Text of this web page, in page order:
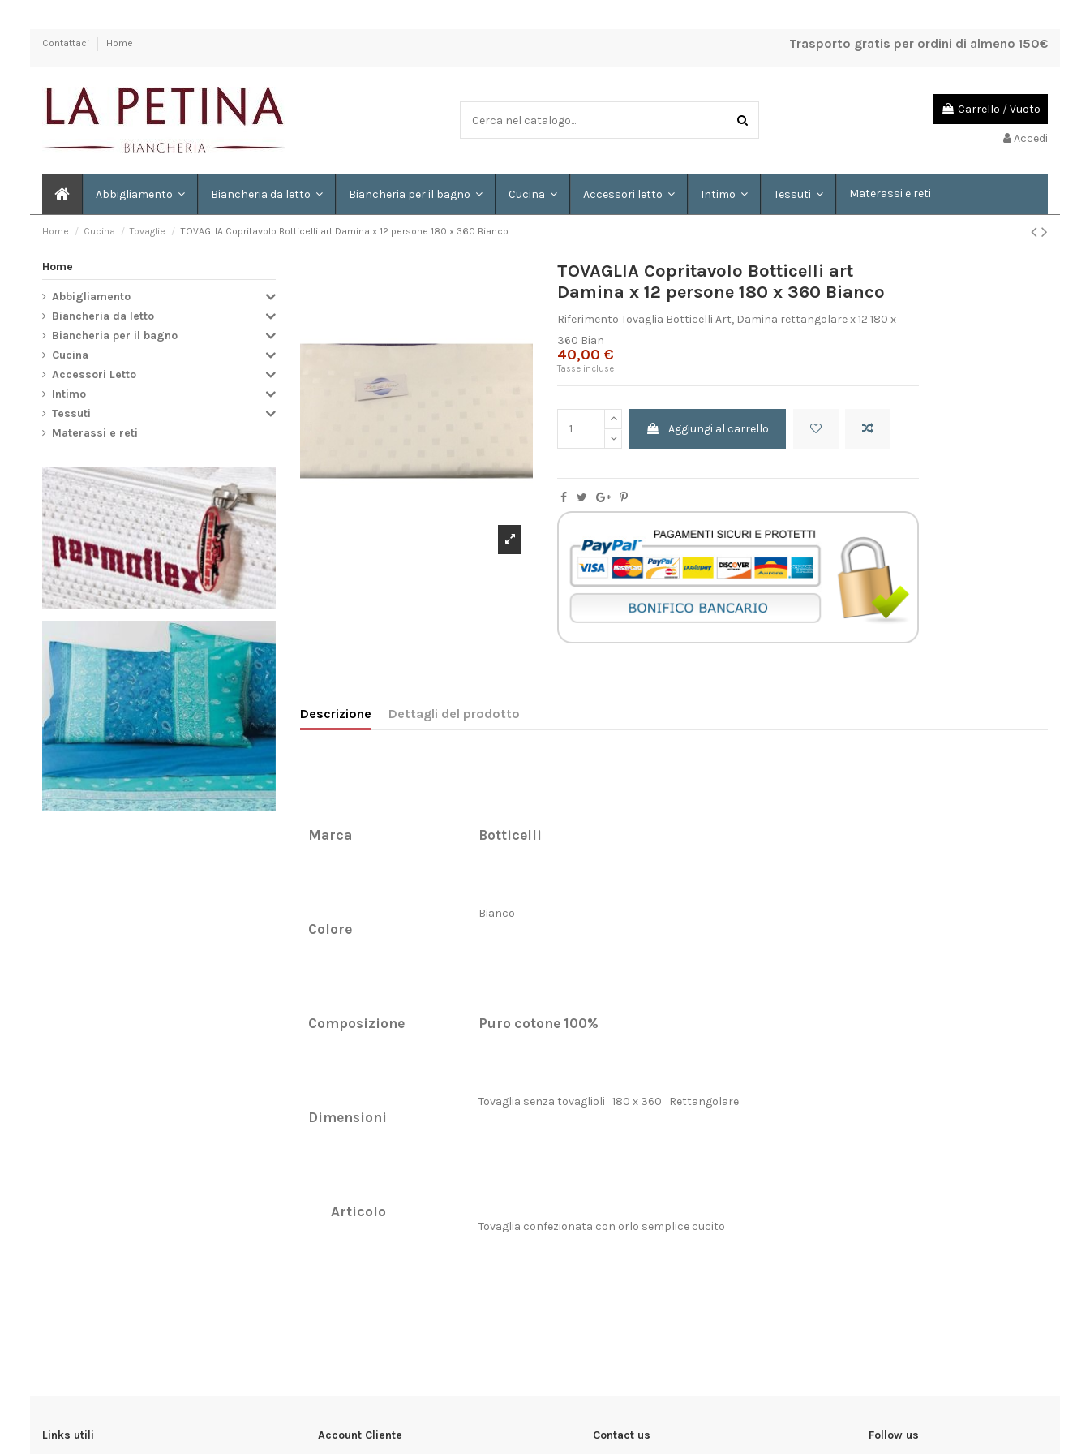
Contattaci Home Trasporto gratis per ordini di almeno 150€
Carrello /Vuoto
Accedi
Abbigliamento Biancheria da letto Biancheria per il bagno Cucina Accessori letto Intimo Tessuti Materassi e reti
Home Cucina Tovaglie TOVAGLIA Copritavolo Botticelli art Damina x 12 persone 180 x 360 Bianco
TOVAGLIA Copritavolo Botticelli art
Damina x 12 persone 180 x 360 Bianco
Riferimento Tovaglia Botticelli Art, Damina rettangolare x 12 180 x
360 Bian
40,00 €
Tasse incluse
Aggiungi al carrello
Descrizione Dettagli del prodotto
Marca Botticelli
Colore
Bianco
Composizione Puro cotone 100%
Dimensioni
Tovaglia senza tovaglioli 180 x 360 Rettangolare
Articolo
Tovaglia confezionata con orlo semplice cucito
Home
Abbigliamento
Biancheria da letto
Biancheria per il bagno
Cucina
Accessori Letto
Intimo
Tessuti
Materassi e reti
Links utili Account Cliente Contact us Follow us